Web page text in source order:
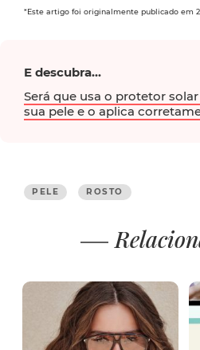
*Este artigo foi originalmente publicado em
E descubra...
Será que usa o protetor
sua pele e o aplica
PELE ROSTO